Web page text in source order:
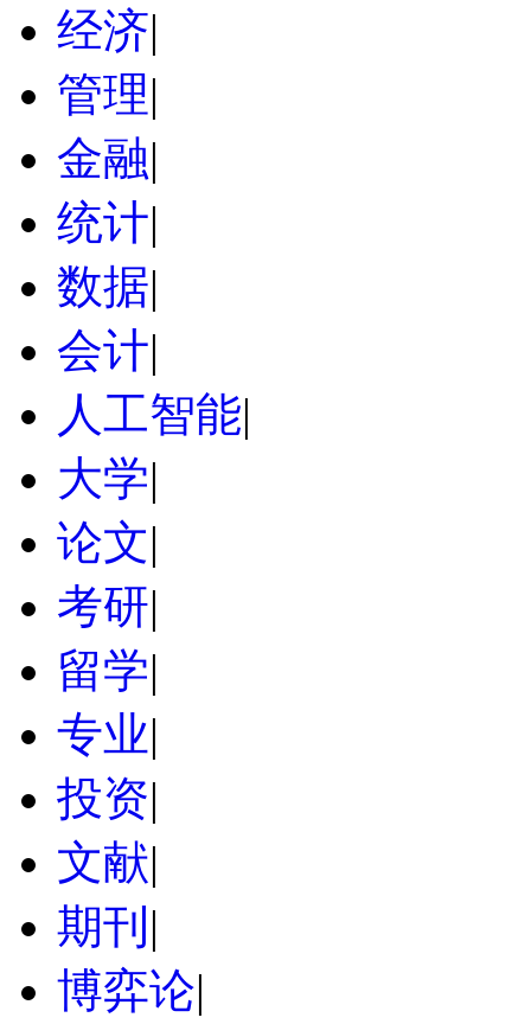
经济|
管理|
金融|
统计|
数据|
会计|
人工智能|
大学|
论文|
考研|
留学|
专业|
投资|
文献|
期刊 |
博弈论|